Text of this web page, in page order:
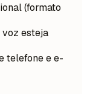
(formato
voz esteja
telefone e e-